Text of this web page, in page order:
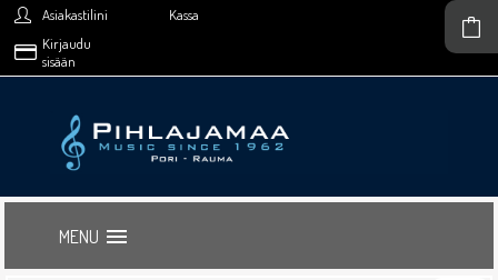
Asiakastilini
Kassa
Kirjaudu
sisään
MENU